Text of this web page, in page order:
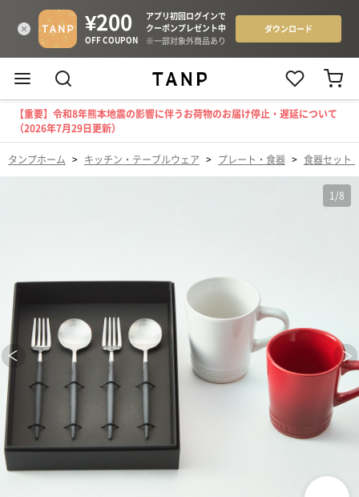
【重要】令和8年熊本地震の影響に伴うお荷物のお届け停止・遅延について
（2026年7月29日更新）
タンプホーム > キッチン・テーブルウェア > プレート・食器 > 食器セット
1 /8